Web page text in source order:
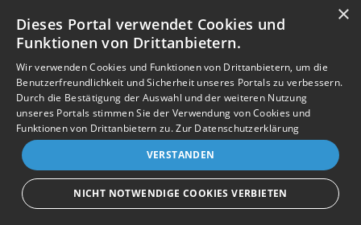
×
Dieses Portal verwendet Cookies und
Funktionen von Drittanbietern.
Wir verwenden Cookies und Funktionen von Drittanbietern, um die
Benutzerfreundlichkeit und Sicherheit unseres Portals zu verbessern.
Durch die Bestätigung der Auswahl und der weiteren Nutzung
unseres Portals stimmen Sie der Verwendung von Cookies und
Funktionen von Drittanbietern zu.Zur Datenschutzerklärung
VERSTANDEN
NICHT NOTWENDIGE COOKIES VERBIETEN